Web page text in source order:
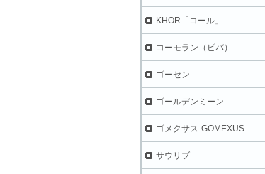
KHOR「コール」
コーモラン（ビバ）
ゴーセン
ゴールデンミーン
ゴメクサス-GOMEXUS
サウリブ